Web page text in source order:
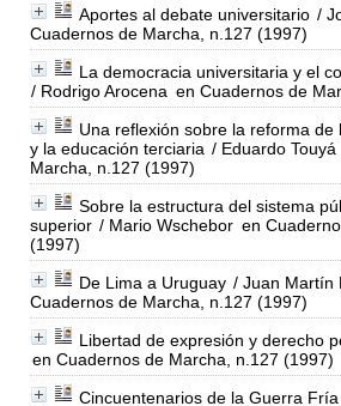
Aportes al debate universitario /
Cuadernos de Marcha, n.127 (1997)
La democracia universitaria y el
/ Rodrigo Arocena en Cuadernos de
Una reflexión sobre la reforma de
y la educación terciaria / Eduardo Touyá
Marcha, n.127 (1997)
Sobre la estructura del sistema
superior / Mario Wschebor en
(1997)
De Lima a Uruguay / Juan Martín
Cuadernos de Marcha, n.127 (1997)
Libertad de expresión y derecho
en Cuadernos de Marcha, n.127 (1997)
Cincuentenarios de la Guerra